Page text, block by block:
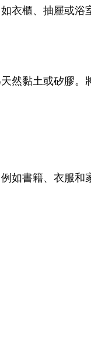
衣櫃、抽屜或浴
然黏土或矽膠。
如書籍、衣服和